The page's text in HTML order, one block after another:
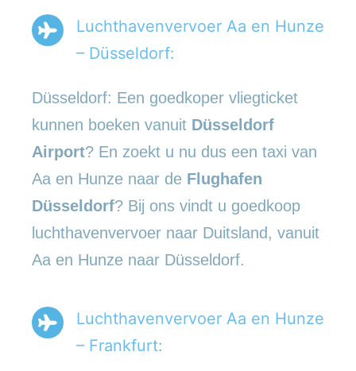
Luchthavenvervoer Aa en Hunze
– Düsseldorf:
Düsseldorf: Een goedkoper vliegticket
kunnen boeken vanuit Düsseldorf
Airport? En zoekt u nu dus een taxi van
Aa en Hunze naar de Flughafen
Düsseldorf? Bij ons vindt u goedkoop
luchthavenvervoer naar Duitsland, vanuit
Aa en Hunze naar Düsseldorf.
Luchthavenvervoer Aa en Hunze
– Frankfurt: